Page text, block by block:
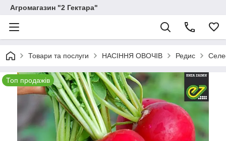
Агромагазин "2 Гектара"
Товари та послуги НАСІННЯ ОВОЧІВ Редис
Топ продажів